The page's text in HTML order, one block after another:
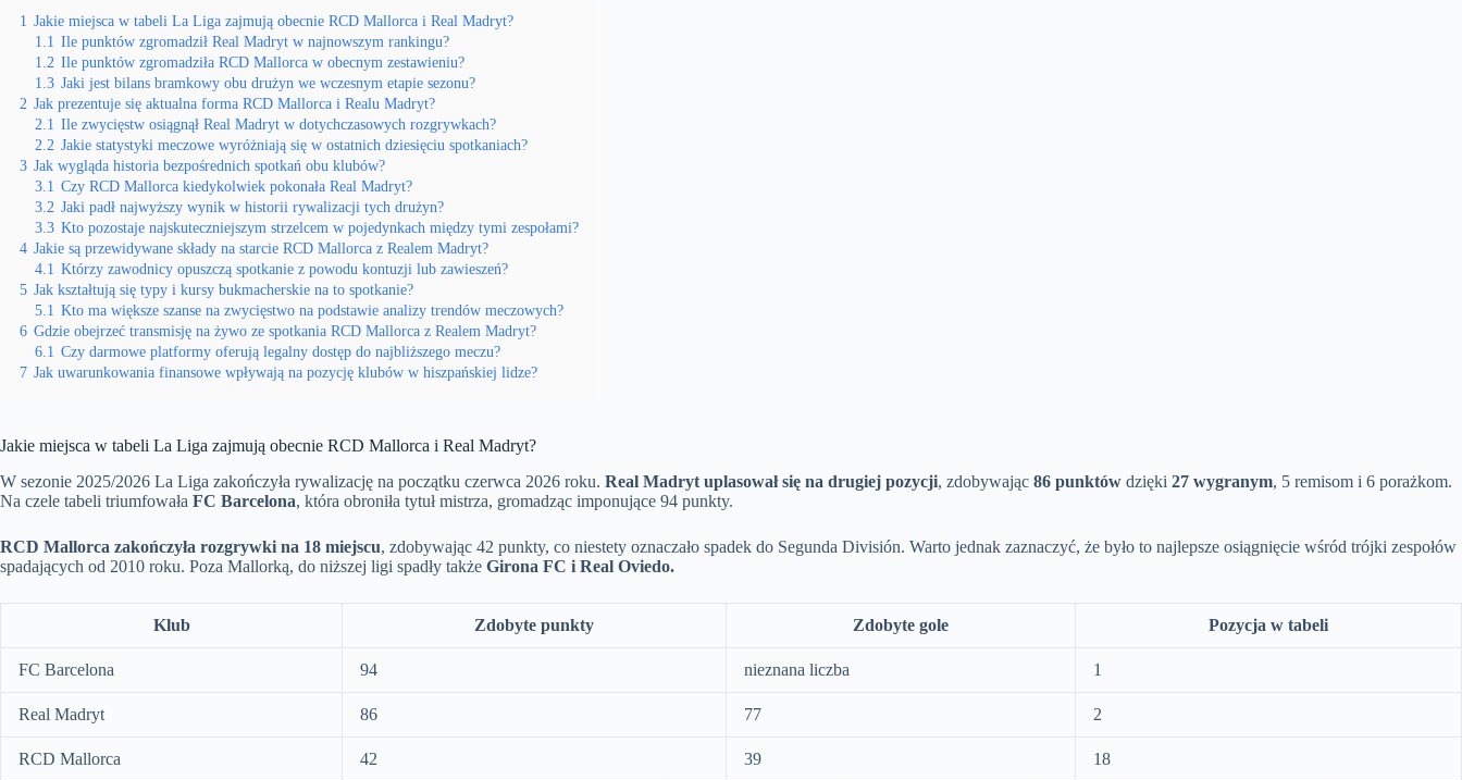
1 Jakie miejsca w tabeli La Liga zajmują obecnie RCD Mallorca i Real Madryt?
1.1 Ile punktów zgromadził Real Madryt w najnowszym rankingu?
1.2 Ile punktów zgromadziła RCD Mallorca w obecnym zestawieniu?
1.3 Jaki jest bilans bramkowy obu drużyn we wczesnym etapie sezonu?
2 Jak prezentuje się aktualna forma RCD Mallorca i Realu Madryt?
2.1 Ile zwycięstw osiągnął Real Madryt w dotychczasowych rozgrywkach?
2.2 Jakie statystyki meczowe wyróżniają się w ostatnich dziesięciu spotkaniach?
3 Jak wygląda historia bezpośrednich spotkań obu klubów?
3.1 Czy RCD Mallorca kiedykolwiek pokonała Real Madryt?
3.2 Jaki padł najwyższy wynik w historii rywalizacji tych drużyn?
3.3 Kto pozostaje najskuteczniejszym strzelcem w pojedynkach między tymi zespołami?
4 Jakie są przewidywane składy na starcie RCD Mallorca z Realem Madryt?
4.1 Którzy zawodnicy opuszczą spotkanie z powodu kontuzji lub zawieszeń?
5 Jak kształtują się typy i kursy bukmacherskie na to spotkanie?
5.1 Kto ma większe szanse na zwycięstwo na podstawie analizy trendów meczowych?
6 Gdzie obejrzeć transmisję na żywo ze spotkania RCD Mallorca z Realem Madryt?
6.1 Czy darmowe platformy oferują legalny dostęp do najbliższego meczu?
7 Jak uwarunkowania finansowe wpływają na pozycję klubów w hiszpańskiej lidze?
Jakie miejsca w tabeli La Liga zajmują obecnie RCD Mallorca i Real Madryt?
W sezonie 2025/2026 La Liga zakończyła rywalizację na początku czerwca 2026 roku. Real Madryt uplasował się na drugiej pozycji, zdobywając 86 punktów dzięki 27 wygranym, 5 remisom i 6 porażkom.
Na czele tabeli triumfowała FC Barcelona, która obroniła tytuł mistrza, gromadząc imponujące 94 punkty.
RCD Mallorca zakończyła rozgrywki na 18 miejscu, zdobywając 42 punkty, co niestety oznaczało spadek do Segunda División. Warto jednak zaznaczyć, że było to najlepsze osiągnięcie wśród trójki zespołów
spadających od 2010 roku. Poza Mallorką, do niższej ligi spadły także Girona FC i Real Oviedo.
Klub Zdobyte punkty Zdobyte gole Pozycja w tabeli
FC Barcelona 94 nieznana liczba 1
Real Madryt 86 77 2
RCD Mallorca 42 39
18